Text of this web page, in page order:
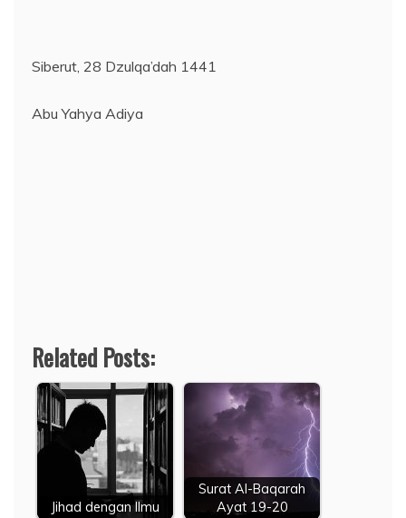
Siberut, 28 Dzulqa’dah 1441
Abu Yahya Adiya
Related Posts:
Jihad dengan Ilmu
Surat Al-Baqarah
Ayat 19-20